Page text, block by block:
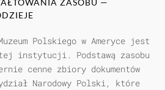
ZASOBU —
Polskiego w Ameryce jest
instytucji. Podstawą zasobu
cenne zbiory dokumentów
Narodowy Polski, które